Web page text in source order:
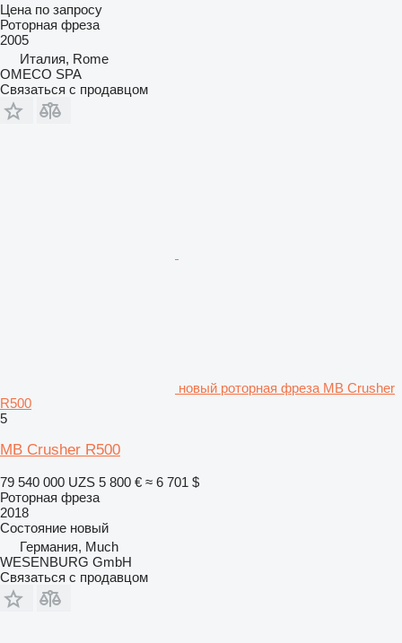
Цена по запросу
Роторная фреза
2005
Италия, Rome
OMECO SPA
Связаться с продавцом
новый роторная фреза MB Crusher
R500
5
MB Crusher R500
79 540 000 UZS 5 800 € ≈ 6 701 $
Роторная фреза
2018
Состояние новый
Германия, Much
WESENBURG GmbH
Связаться с продавцом